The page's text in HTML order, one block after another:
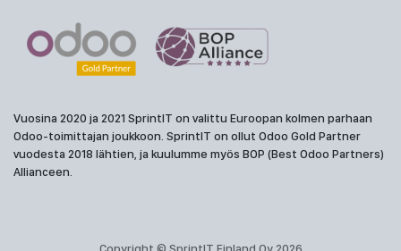
Vuosina 2020 ja 2021 SprintIT on valittu Euroopan kolmen parhaan
Odoo-toimittajan joukkoon. SprintIT on ollut Odoo Gold Partner
vuodesta 2018 lähtien, ja kuulumme myös BOP (Best Odoo Partners)
Allianceen.
Copyright © SprintIT Finland Oy 2026